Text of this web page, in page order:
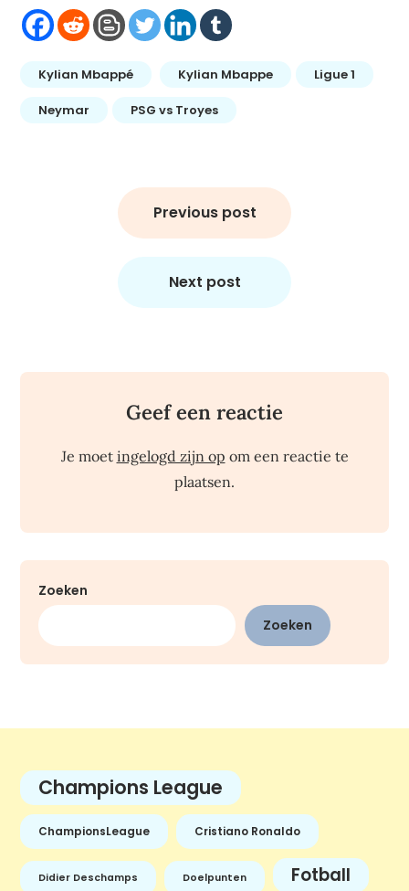
Kylian Mbappé Kylian Mbappe Ligue 1
Neymar PSG vs Troyes
Previous post
Next post
Geef een reactie
Je moet ingelogd zijn op om een reactie te
plaatsen.
Zoeken
Zoeken
Champions League
ChampionsLeague Cristiano Ronaldo
Didier Deschamps Doelpunten Fotball